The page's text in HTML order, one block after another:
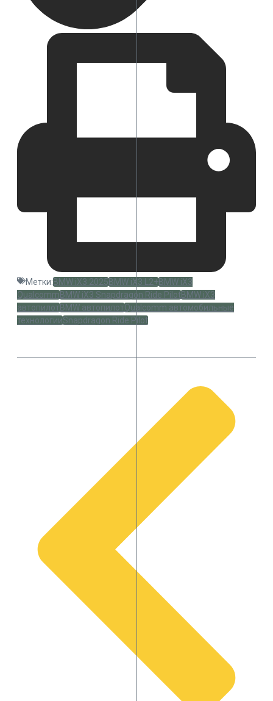
Метки:BMW iX3 2025BMW iX3 L2+BMW iX3
QualcommBMW iX3 Snapdragon Ride PilotBMW iX3
автопилотBMW автопилотQualcomm автомобильные
технологииSnapdragon Ride Pilot